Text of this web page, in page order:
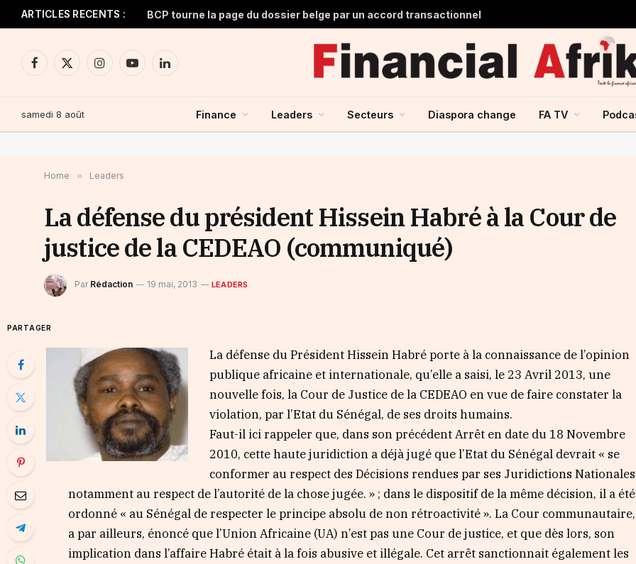
ARTICLES RECENTS : BCP tourne la page du dossier belge par un accord transactionnel
Facebook
X
InstagramYouTubeLinkedIn
samedi 8 août Finance Leaders Secteurs Diaspora change FA TV
Home » Leaders
La défense du président Hissein Habré à la Cour de
justice de la CEDEAO (communiqué)
Par Rédaction 19 mai, 2013 LEADERS
PARTAGER
La défense du Président Hissein Habré porte à la connaissance de l’opinion
publique africaine et internationale, qu’elle a saisi, le 23 Avril 2013, une
nouvelle fois, la Cour de Justice de la CEDEAO en vue de faire constater la
violation, par l’Etat du Sénégal, de ses droits humains.
Faut-il ici rappeler que, dans son précédent Arrêt en date du 18 Novembre
2010, cette haute juridiction a déjà jugé que l’Etat du Sénégal devrait « se
conformer au respect des Décisions rendues par ses Juridictions Nationales
notamment au respect de l’autorité de la chose jugée. » ; dans le dispositif de la même décision, il a été
ordonné « au Sénégal de respecter le principe absolu de non rétroactivité ». La Cour communautaire,
a par ailleurs, énoncé que l’Union Africaine (UA) n’est pas une Cour de justice, et que dès lors, son
implication dans l’affaire Habré était à la fois abusive et illégale. Cet arrêt sanctionnait également les